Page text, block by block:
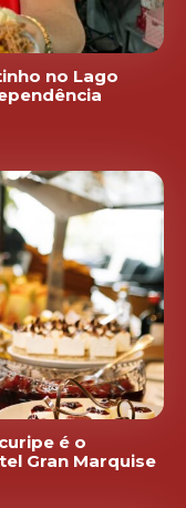
no Lago
é o
Gran Marquise